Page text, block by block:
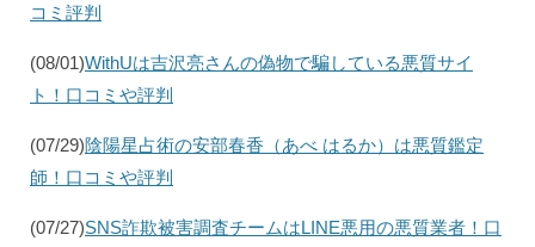
コミ評判
(08/01)WithUは吉沢亮さんの偽物で騙している悪質サイ
ト！口コミや評判
(07/29)陰陽星占術の安部春香（あべ はるか）は悪質鑑定
師！口コミや評判
(07/27)SNS詐欺被害調査チームはLINE悪用の悪質業者！口